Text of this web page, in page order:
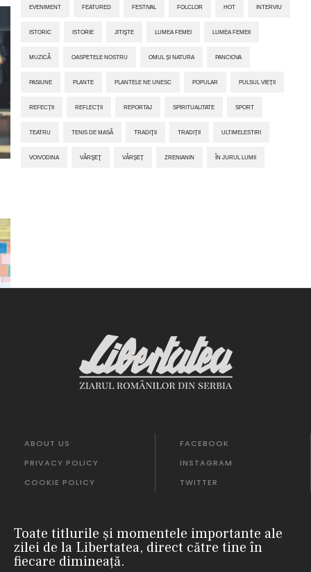
EVENIMENT FEATURED FESTIVAL FOLCLOR HOT INTERVIU
ISTORIC ISTORIE JITIŞTE LUMEA FEMEI LUMEA FEMEII
MUZICĂ OASPETELE NOSTRU OMUL ȘI NATURA PANCIOVA
PASIUNE PLANTE PLANTELE NE UNESC POPULAR PULSUL VIEȚII
REFECȚII REFLECȚII REPORTAJ SPIRITUALITATE SPORT
TEATRU TENIS DE MASĂ TRADIŢII TRADIȚII ULTIMELESTIRI
VOIVODINA VÂRŞEŢ VÂRȘEȚ ZRENIANIN ÎN JURUL LUMII
ABOUT US
PRIVACY POLICY
COOKIE POLICY
FACEBOOK
INSTAGRAM
TWITTER
Toate titlurile și momentele importante ale
zilei de la Libertatea, direct către tine în
fiecare dimineață.